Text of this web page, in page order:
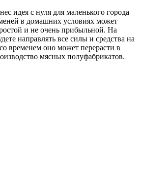
идея с нуля для маленького города
в домашних условиях может
и не очень прибыльной. На
направлять все силы и средства на
временем оно может перерасти в
мясных полуфабрикатов.